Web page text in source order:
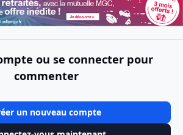
ou se connecter pour
commenter
un nouveau compte